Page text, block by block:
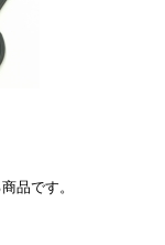
品です。